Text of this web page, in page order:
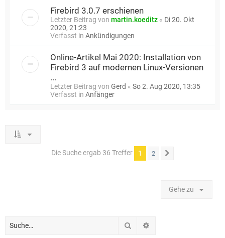
Firebird 3.0.7 erschienen
Letzter Beitrag von martin.koeditz « Di 20. Okt
2020, 21:23
Verfasst in Ankündigungen
Online-Artikel Mai 2020: Installation von
Firebird 3 auf modernen Linux-Versionen
...
Letzter Beitrag von Gerd « So 2. Aug 2020, 13:35
Verfasst in Anfänger
Die Suche ergab 36 Treffer 1 2
Gehe zu
Suche